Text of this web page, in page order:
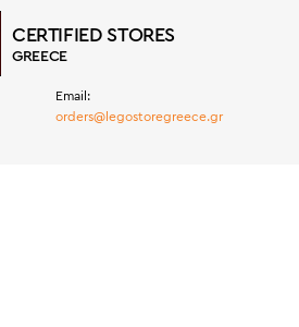
CERTIFIED STORES
GREECE
Email:
orders@legostoregreece.gr